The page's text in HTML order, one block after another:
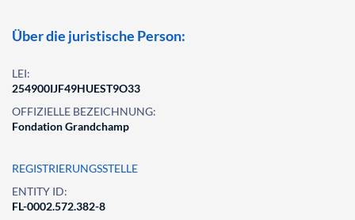
Über die juristische Person:
LEI:
254900IJF49HUEST9O33
OFFIZIELLE BEZEICHNUNG:
Fondation Grandchamp
REGISTRIERUNGSSTELLE
ENTITY ID:
FL-0002.572.382-8